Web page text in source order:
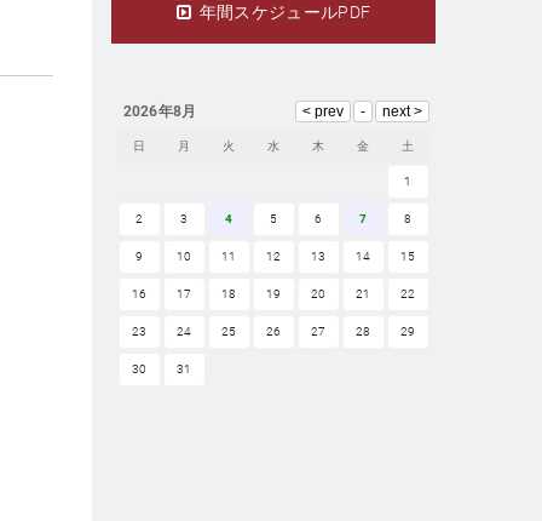
年間スケジュールPDF
2026年8月
日 月 火 水 木 金 土
1
2 3 4 5 6 7 8
9 10 11 12 13 14 15
16 17 18 19 20 21 22
23 24 25 26 27 28 29
30 31